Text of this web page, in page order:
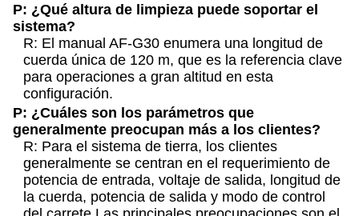
P: ¿Qué altura de limpieza puede soportar el
sistema?
R: El manual AF-G30 enumera una longitud de
cuerda única de 120 m, que es la referencia clave
para operaciones a gran altitud en esta
configuración.
P: ¿Cuáles son los parámetros que
generalmente preocupan más a los clientes?
R: Para el sistema de tierra, los clientes
generalmente se centran en el requerimiento de
potencia de entrada, voltaje de salida, longitud de
la cuerda, potencia de salida y modo de control